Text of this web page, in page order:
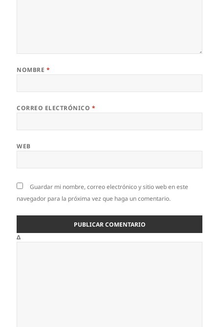
NOMBRE *
CORREO ELECTRÓNICO *
WEB
Guardar mi nombre, correo electrónico y sitio web en este
navegador para la próxima vez que haga un comentario.
Δ